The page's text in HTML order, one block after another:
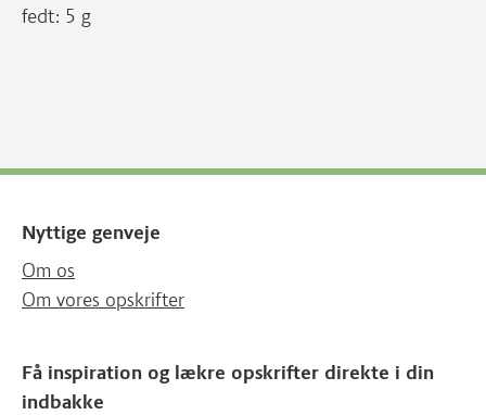
fedt: 5 g
Nyttige genveje
Om os
Om vores opskrifter
Få inspiration og lækre opskrifter direkte i din
indbakke